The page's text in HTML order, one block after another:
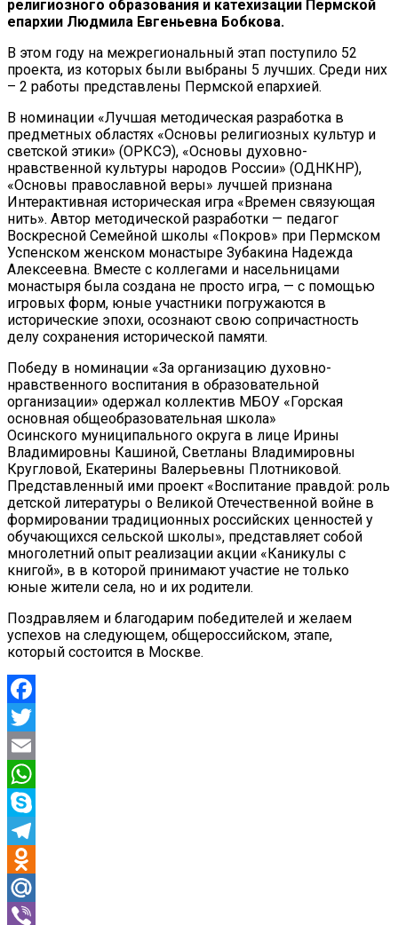
религиозного образования и катехизации Пермской
епархии Людмила Евгеньевна Бобкова.
В этом году на межрегиональный этап поступило 52
проекта, из которых были выбраны 5 лучших. Среди них
– 2 работы представлены Пермской епархией.
В номинации «Лучшая методическая разработка в
предметных областях «Основы религиозных культур и
светской этики» (ОРКСЭ), «Основы духовно-
нравственной культуры народов России» (ОДНКНР),
«Основы православной веры» лучшей признана
Интерактивная историческая игра «Времен связующая
нить». Автор методической разработки — педагог
Воскресной Семейной школы «Покров» при Пермском
Успенском женском монастыре Зубакина Надежда
Алексеевна. Вместе с коллегами и насельницами
монастыря была создана не просто игра, — с помощью
игровых форм, юные участники погружаются в
исторические эпохи, осознают свою сопричастность
делу сохранения исторической памяти.
Победу в номинации «За организацию духовно-
нравственного воспитания в образовательной
организации» одержал коллектив МБОУ «Горская
основная общеобразовательная школа»
Осинского муниципального округа в лице Ирины
Владимировны Кашиной, Светланы Владимировны
Кругловой, Екатерины Валерьевны Плотниковой.
Представленный ими проект «Воспитание правдой: роль
детской литературы о Великой Отечественной войне в
формировании традиционных российских ценностей у
обучающихся сельской школы», представляет собой
многолетний опыт реализации акции «Каникулы с
книгой», в в которой принимают участие не только
юные жители села, но и их родители.
Поздравляем и благодарим победителей и желаем
успехов на следующем, общероссийском, этапе,
который состоится в Москве.
Facebook
Twitter
Email
WhatsApp
Skype
Telegram
Odnoklassniki
Mail.Ru